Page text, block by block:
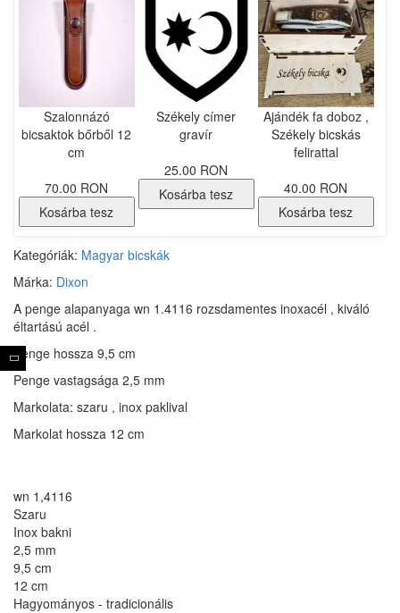
Szalonnázó
bicsaktok bőrből 12
cm
70.00 RON
Kosárba tesz
Székely címer
gravír
25.00 RON
Kosárba tesz
Ajándék fa doboz ,
Székely bicskás
felirattal
40.00 RON
Kosárba tesz
Kategóriák: Magyar bicskák
Márka: Dixon
A penge alapanyaga wn 1.4116 rozsdamentes inoxacél , kiváló
éltartású acél .
Penge hossza 9,5 cm
Penge vastagsága 2,5 mm
Markolata: szaru , inox paklival
Markolat hossza 12 cm
wn 1,4116
Szaru
Inox bakni
2,5 mm
9,5 cm
12 cm
Hagyományos - tradicionális